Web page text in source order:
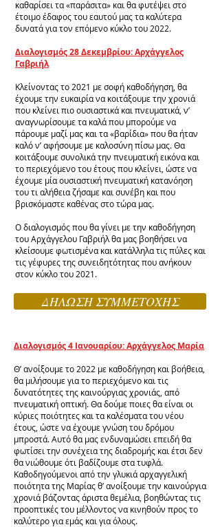
καθαρίσει τα «παράσιτα» και θα φυτέψει στο
έτοιμο έδαφος του εαυτού μας τα καλύτερα
δυνατά για τον επόμενο κύκλο του 2022.
Διαλογισμός 28 Δεκεμβρίου: Αρχάγγελος
Γαβριήλ
Κλείνοντας το 2021 με σοφή καθοδήγηση, θα
έχουμε την ευκαιρία να κοιτάξουμε την χρονιά
που κλείνει πιο ουσιαστικά και πνευματικά, ν’
αναγνωρίσουμε τα καλά που μπορούμε να
πάρουμε μαζί μας και τα «βαρίδια» που θα ήταν
καλό ν’ αφήσουμε με καλοσύνη πίσω μας. Θα
κοιτάξουμε συνολικά την πνευματική εικόνα και
το περιεχόμενο του έτους που κλείνει, ώστε να
έχουμε μία ουσιαστική πνευματική κατανόηση
του τι αλήθεια ζήσαμε και συνέβη και που
βρισκόμαστε καθένας στο τώρα μας.
Ο διαλογισμός που θα γίνει με την καθοδήγηση
του Αρχάγγελου Γαβριήλ θα μας βοηθήσει να
κλείσουμε φωτισμένα και κατάλληλα τις πύλες και
τις γέφυρες της συνειδητότητας που ανήκουν
στον κύκλο του 2021.
ΔΗΛΩΣΗ ΣΥΜΜΕΤΟΧΗΣ
Διαλογισμός 4 Ιανουαρίου: Αρχάγγελος Μαρία
Θ’ ανοίξουμε το 2022 με καθοδήγηση και βοήθεια,
θα μιλήσουμε για το περιεχόμενο και τις
δυνατότητες της καινούργιας χρονιάς, από
πνευματική οπτική. Θα δούμε ποιες θα είναι οι
κύριες ποιότητες και τα καλέσματα του νέου
έτους, ώστε να έχουμε γνώση του δρόμου
μπροστά. Αυτό θα μας ενδυναμώσει επειδή θα
φωτίσει την συνέχεια της διαδρομής και έτσι δεν
θα νιώθουμε ότι βαδίζουμε στα τυφλά.
Καθοδηγούμενοι από την γλυκιά αρχαγγελική
ποιότητα της Μαρίας θ’ ανοίξουμε την καινούργια
χρονιά βάζοντας άριστα θεμέλια, βοηθώντας τις
προοπτικές του μέλλοντος να κινηθούν προς το
καλύτερο για εμάς και για όλους.